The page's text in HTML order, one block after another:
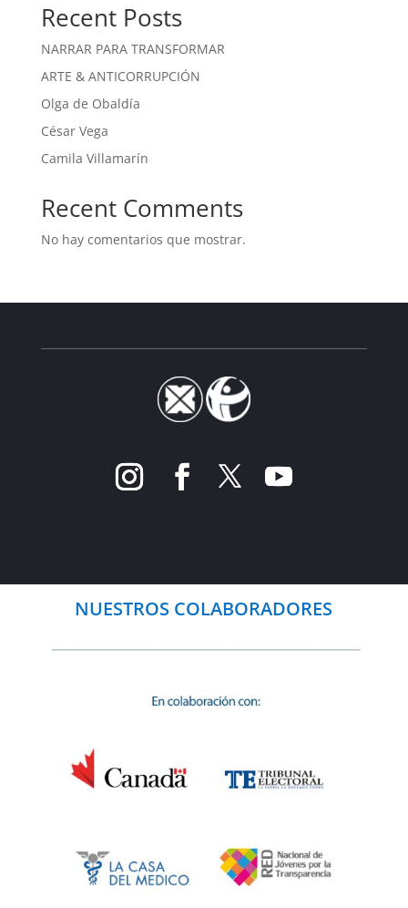
Recent Posts
NARRAR PARA TRANSFORMAR
ARTE & ANTICORRUPCIÓN
Olga de Obaldía
César Vega
Camila Villamarín
Recent Comments
No hay comentarios que mostrar.
NUESTROS COLABORADORES